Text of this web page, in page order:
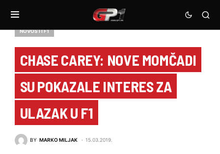
NOVOSTI F1
CHASE CAREY: NOVE MOMČADI
SU POKAZALE INTERES ZA
ULAZAK U F1
BY MARKO MILJAK 15.03.2019.